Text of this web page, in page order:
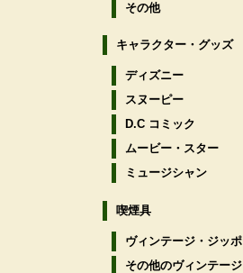
その他
キャラクター・グッズ
ディズニー
スヌーピー
D.C コミック
ムービー・スター
ミュージシャン
喫煙具
ヴィンテージ・ジッ
その他のヴィンテー